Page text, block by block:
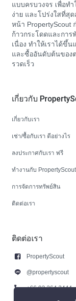
แบบครบวงจร เพื่อท
ง่าย และโปร่งใสที่สุ
หน้า PropertyScout
ก้าวกระโดดและกา
เนื่อง ทำให้เราได้ขึ้
และซื้ออันดับต้นของ
รวดเร็ว
เกี่ยวกับ
เกี่ยวกับเรา
เช่า/ซื้อกับเรา ดีอย่างไร
ลงประกาศกับเรา ฟรี
ทำงานกับ PropertyScout
การจัดการทรัพย์สิน
ติดต่อเรา
ติดต่อเรา
PropertyScout
@propertyscout
+66 92 264 3444